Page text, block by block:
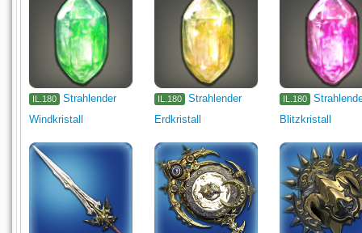
IL.180
Strahlender
Windkristall
IL.180
Strahlender
Erdkristall
IL.180
Blitzkristall